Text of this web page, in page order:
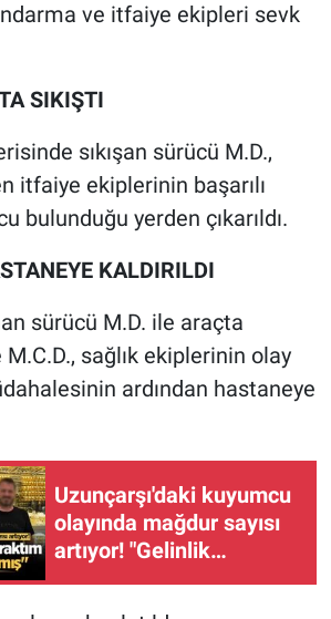
ve itfaiye ekipleri sevk
SIKIŞTI
sıkışan sürücü M.D.,
itfaiye ekiplerinin başarılı
bulunduğu yerden çıkarıldı.
KALDIRILDI
sürücü M.D. ile araçta
M.C.D., sağlık ekiplerinin olay
ardından hastaneye
Uzunçarşı'daki kuyumcu
olayında mağdur sayısı
artıyor! "Gelinlik
altınlarımı bıraktım,